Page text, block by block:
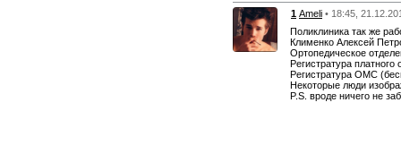
1 Ameli • 18:45,
Поликлиника так же
Клименко Алексей
Ортопедическое
Регистратура
Регистратура ОМС
Некоторые люди
P.S. вроде ничего не